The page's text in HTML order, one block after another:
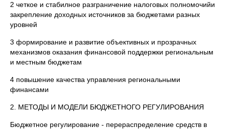
2 четкое и стабилное разграничение налоговых полномочийи
закрепление доходных источников за бюджетами разных
уровней
3 формирование и развитие объективных и прозрачных
механизмов оказания финансовой поддержки региональным
и местным бюджетам
4 повышение качества управления региональными
финансами
2. МЕТОДЫ И МОДЕЛИ БЮДЖЕТНОГО РЕГУЛИРОВАНИЯ
Бюджетное регулирование - перераспределение средств в